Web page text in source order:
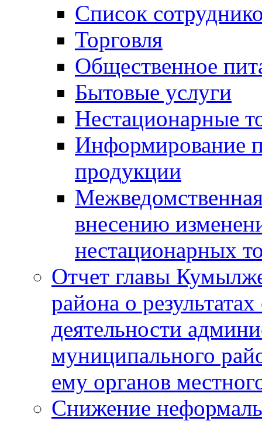
Список
Торговля
Общественное
Бытовые услуги
Нестационарные
Информирование
продукции
внесению
нестационарных
Отчет главы
района о
деятельности
муниципального
ему органов
Снижение